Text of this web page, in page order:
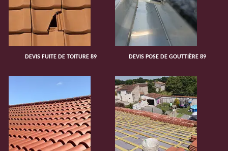
DEVIS FUITE DE TOITURE 89 DEVIS POSE DE GOUTTIÈRE 89